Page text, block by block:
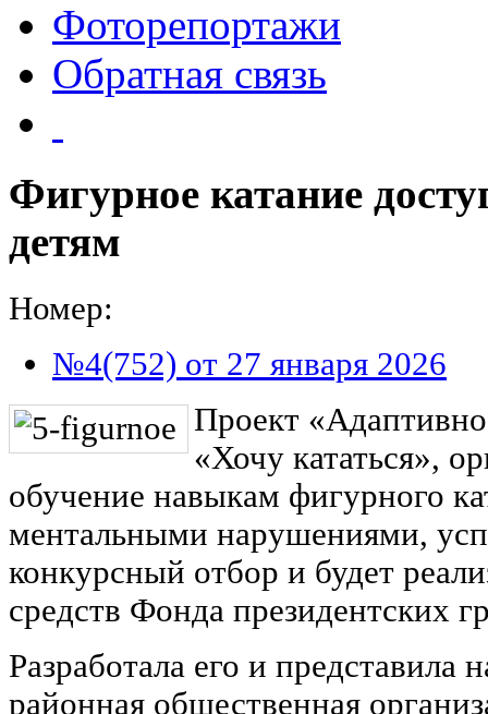
Фоторепортажи
Обратная связь
Фигурное катание
детям
Номер:
№4(752) от 27 января 2026
Проект
«Хочу кататься»,
обучение навыкам фигурного
ментальными нарушениями,
конкурсный отбор и будет
средств Фонда президентских
Разработала его и представила
районная общественная